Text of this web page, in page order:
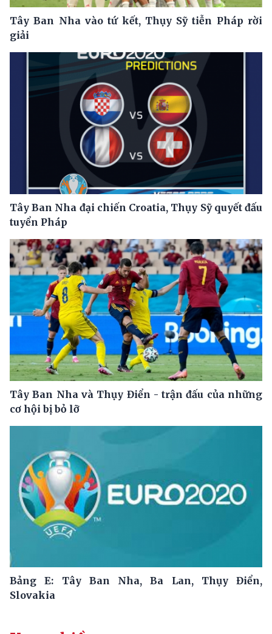
Tây Ban Nha vào tứ kết, Thụy Sỹ tiễn Pháp rời
giải
Tây Ban Nha đại chiến Croatia, Thụy Sỹ quyết đấu
tuyển Pháp
Tây Ban Nha và Thụy Điển - trận đấu của những
cơ hội bị bỏ lỡ
Bảng E: Tây Ban Nha, Ba Lan, Thụy Điển,
Slovakia